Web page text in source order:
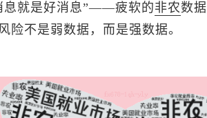
息就是好消息”——疲软的非农数
险不是弱数据，而是强数据。